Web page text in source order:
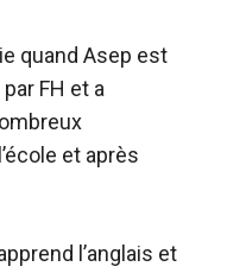
quand Asep est
FH et a
et après
l’anglais et